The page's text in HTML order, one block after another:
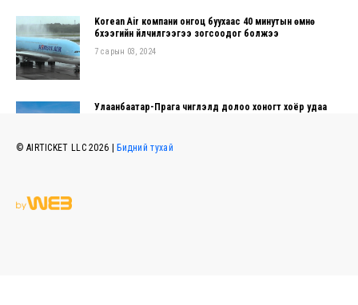
Korean Air компани онгоц буухаас 40 минутын өмнө
бүхээгийн үйлчилгээгээ зогсоодог болжээ
7 сарын 03, 2024
Улаанбаатар-Прага чиглэлд долоо хоногт хоёр удаа
© AIRTICKET LLC 2026 | Бидний тухай